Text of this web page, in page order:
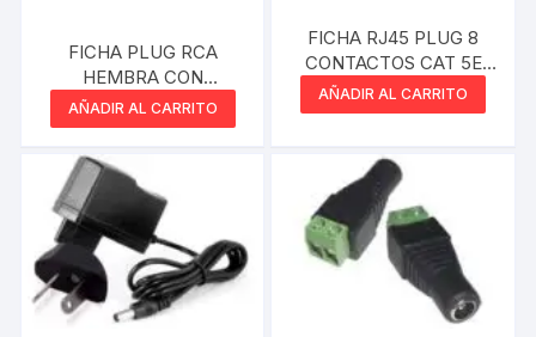
FICHA PLUG RCA
HEMBRA CON
BORNERA CCTV
AÑADIR AL CARRITO
FICHA RJ45 PLUG 8
CONTACTOS CAT 5E
MACHO A BORNERA
AÑADIR AL CARRITO